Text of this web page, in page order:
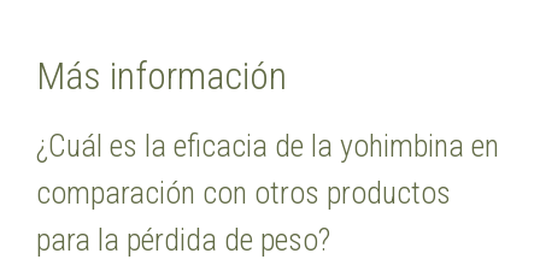
Más información
¿Cuál es la eficacia de la yohimbina en
comparación con otros productos
para la pérdida de peso?